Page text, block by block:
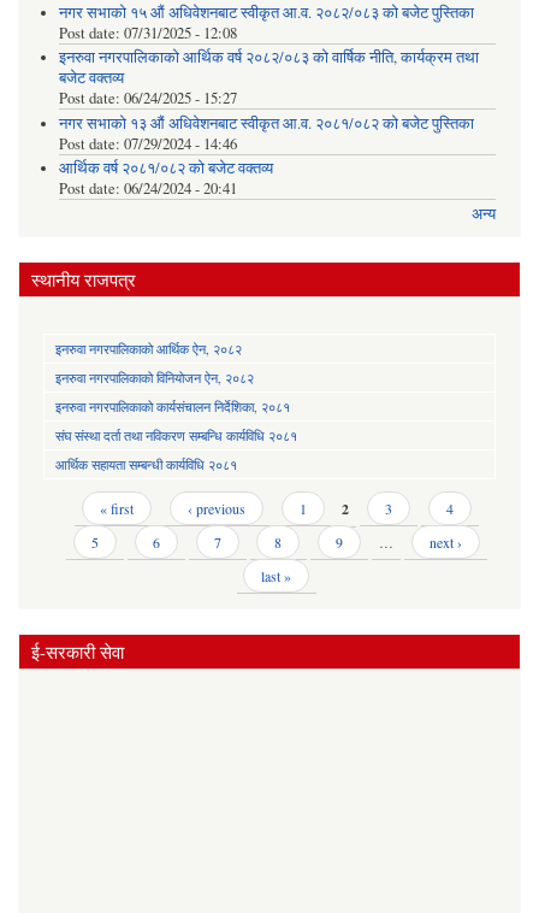
नगर सभाको १५ औं अधिवेशनबाट स्वीकृत आ.व. २०८२/०८३ को बजेट पुस्तिका
Post date: 07/31/2025 - 12:08
इनरुवा नगरपालिकाको आर्थिक वर्ष २०८२/०८३ को वार्षिक नीति, कार्यक्रम तथा
बजेट वक्तव्य
Post date: 06/24/2025 - 15:27
नगर सभाको १३ औं अधिवेशनबाट स्वीकृत आ.व. २०८१/०८२ को बजेट पुस्तिका
Post date: 07/29/2024 - 14:46
आर्थिक वर्ष २०८१/०८२ को बजेट वक्तव्य
Post date: 06/24/2024 - 20:41
अन्य
स्थानीय राजपत्र
इनरुवा नगरपालिकाको आर्थिक ऐन, २०८२
इनरुवा नगरपालिकाको विनियोजन ऐन, २०८२
इनरुवा नगरपालिकाको कार्यसंचालन निर्देशिका, २०८१
संघ संस्था दर्ता तथा नविकरण सम्बन्धि कार्यविधि २०८१
आर्थिक सहायता सम्बन्धी कार्यविधि २०८१
Pages « first ‹ previous 1 2 3
4
5
6 7 8 9 …
next ›
last »
ई-सरकारी सेवा